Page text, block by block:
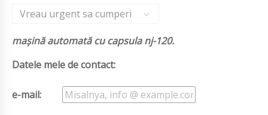
Vreau urgent sa cumperi
mașină automată cu capsula nj-120.
Datele mele de contact:
e-mail: